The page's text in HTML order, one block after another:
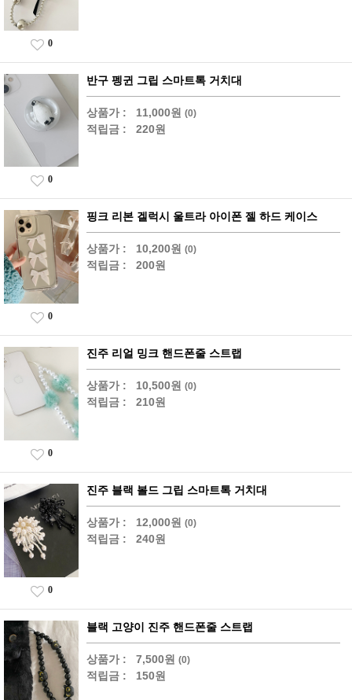
0
반구 펭귄 그립 스마트톡 거치대
상품가 : 11,000원 (0)
적립금 : 220원
0
핑크 리본 겔럭시 울트라 아이폰 젤 하드 케이스
상품가 : 10,200원 (0)
적립금 : 200원
0
진주 리얼 밍크 핸드폰줄 스트랩
상품가 : 10,500원 (0)
적립금 : 210원
0
진주 블랙 볼드 그립 스마트톡 거치대
상품가 : 12,000원 (0)
적립금 : 240원
0
블랙 고양이 진주 핸드폰줄 스트랩
상품가 : 7,500원 (0)
적립금 : 150원